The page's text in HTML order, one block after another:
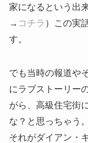
家になるという出
→ コチラ ）この実
す。
でも当時の報道や
にラブストーリー
がら、高級住宅街
な？と思っちゃう
それがダイアン・